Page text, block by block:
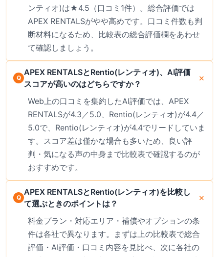
ンティオ)は★4.5（口コミ1件）。総合評価では
APEX RENTALSがやや高めです。口コミ件数も判
断材料になるため、比較表の総合評価欄をあわせ
て確認しましょう。
APEX RENTALSとRentio(レンティオ)、AI評価
スコアが高いのはどちらですか？
Web上の口コミを集約したAI評価では、APEX
RENTALSが4.3／5.0、Rentio(レンティオ)が4.4／
5.0で、Rentio(レンティオ)が4.4でリードしていま
す。スコア差は僅かな場合も多いため、良い評
判・気になる声の中身まで比較表で確認するのが
おすすめです。
APEX RENTALSとRentio(レンティオ)を比較し
て選ぶときのポイントは？
料金プラン・対応エリア・補償やオプションの条
件は各社で異なります。まずは上の比較表で総合
評価・AI評価・口コミ内容を見比べ、次に各社の